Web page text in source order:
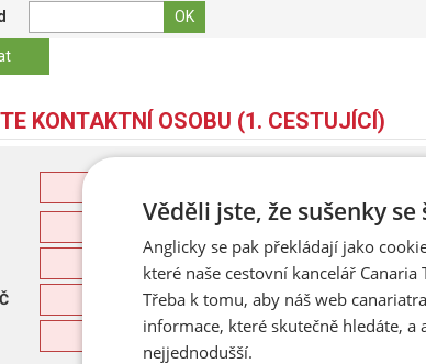
KONTAKTNÍ OSOBU (1. CESTUJÍCÍ)
/
Věděli jste, že sušenky
Anglicky se pak překládají jako
které naše cestovní kancelář
Třeba k tomu, aby náš web
informace, které skutečně hledáte,
nejjednodušší.